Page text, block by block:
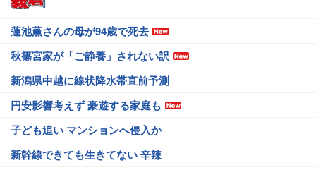
蓮池薫さんの母が94歳で死去
秋篠宮家が「ご静養」されない訳
新潟県中越に線状降水帯直前予測
円安影響考えず 豪遊する家庭も
子ども追い マンションへ侵入か
新幹線できても生きてない 辛辣